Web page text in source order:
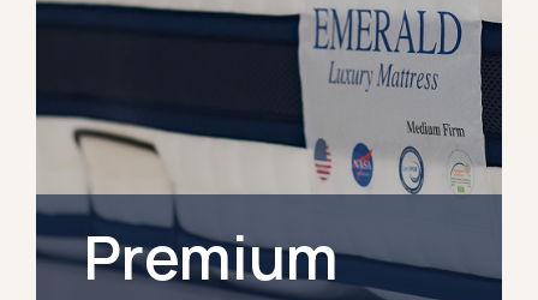
Premium